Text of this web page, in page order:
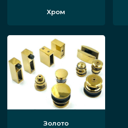
Хром
Золото